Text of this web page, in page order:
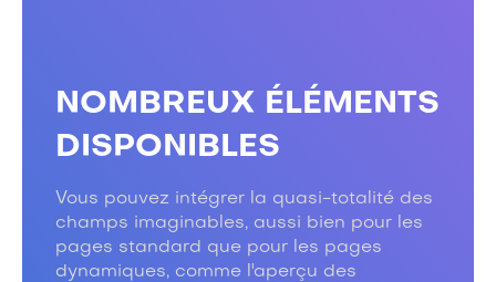
NOMBREUX ÉLÉMENTS
DISPONIBLES
Vous pouvez intégrer la quasi-totalité des
champs imaginables, aussi bien pour les
pages standard que pour les pages
dynamiques, comme l'aperçu des